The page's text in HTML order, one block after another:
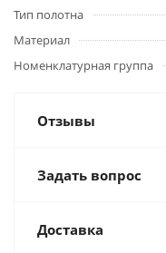
Тип полотна
Материал
Номенклатурная группа
Отзывы
Задать вопрос
Доставка